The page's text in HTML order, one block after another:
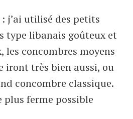
j’ai utilisé des petits
type libanais goûteux et
les concombres moyens
iront très bien aussi, ou
concombre classique.
plus ferme possible